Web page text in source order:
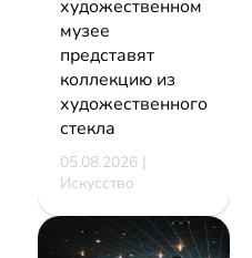
художественном
музее
представят
коллекцию из
художественного
стекла
05.08.2026 |
Искусство